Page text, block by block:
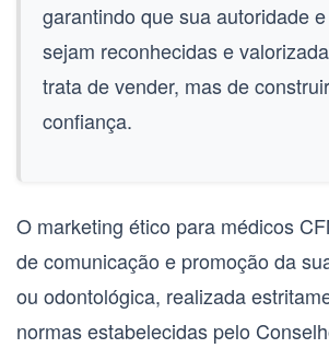
garantindo que sua autoridade
sejam reconhecidas e
trata de vender, mas de
confiança.
O marketing ético para médicos
de comunicação e promoção da
ou odontológica, realizada
normas estabelecidas pelo